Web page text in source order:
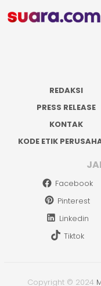
REDAKSI
PRESS RELEASE
KONTAK
KODE ETIK
Facebook
Pinterest
Linkedin
Tiktok
Copyright © 2024